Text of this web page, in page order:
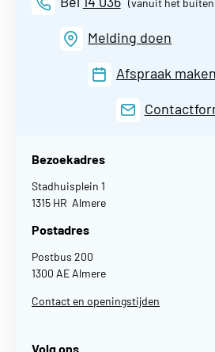
(vanuit het
Melding doen
Afspraak maken
Bezoekadres
Stadhuisplein 1
1315 HR Almere
Postadres
Postbus 200
1300 AE Almere
Contact en openingstijden
Volg ons